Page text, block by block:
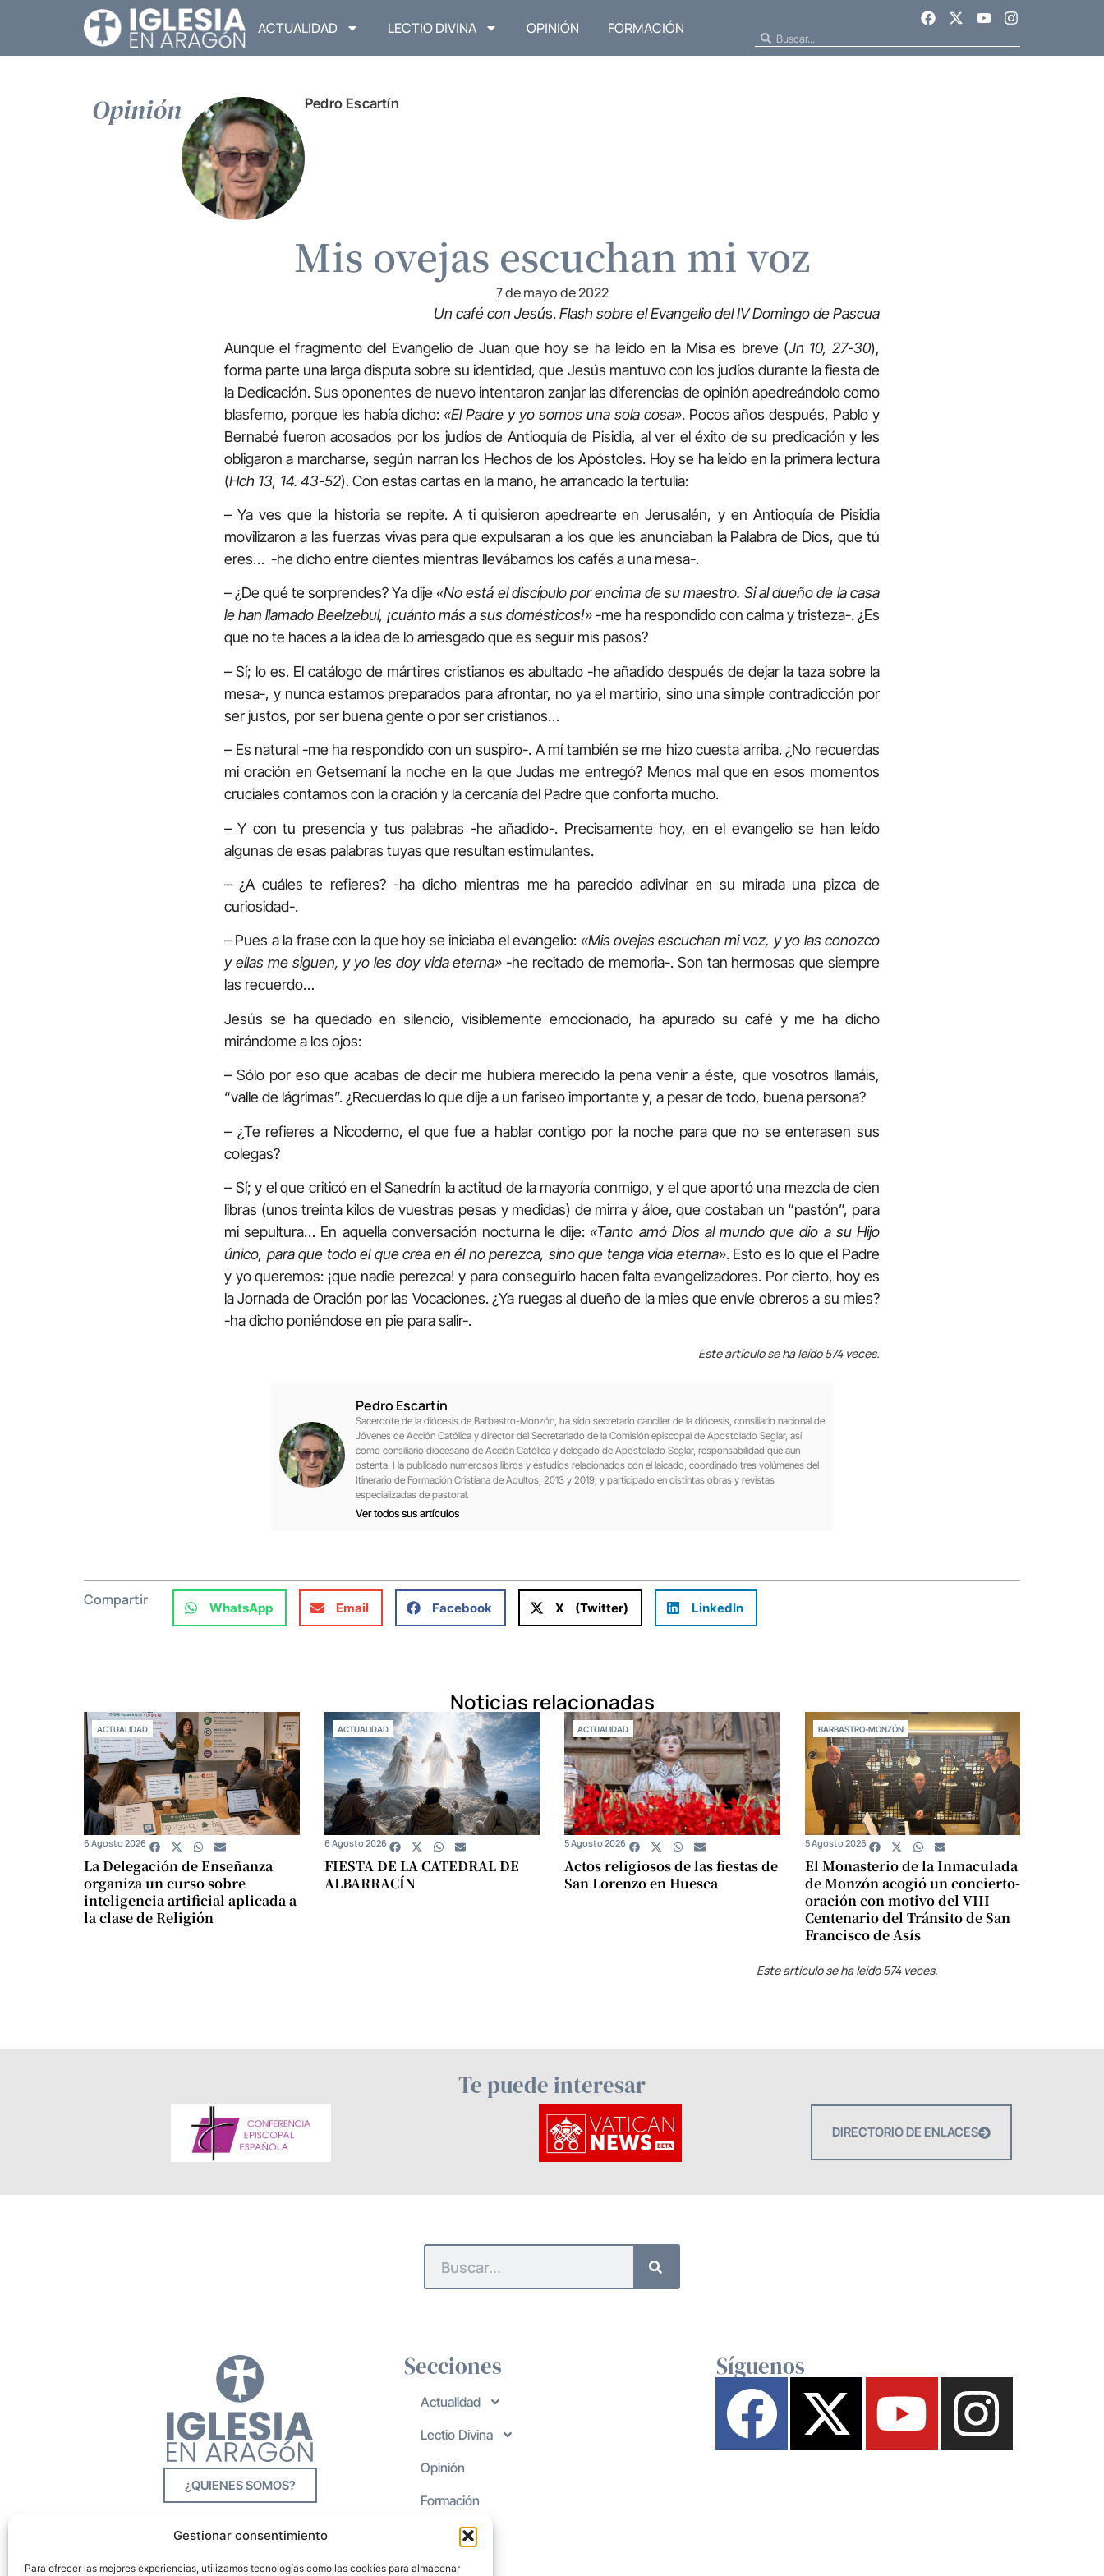
Gestionar consentimiento
Para ofrecer las mejores experiencias, utilizamos tecnologías como las cookies para almacenar
ACTUALIDAD LECTIO DIVINA OPINIÓN FORMACIÓN
Opinión Pedro Escartín
Mis ovejas escuchan mi voz
7 de mayo de 2022
Un café con Jesús.Flash sobre el Evangelio del IV Domingo de Pascua
Aunque el fragmento del Evangelio de Juan que hoy se ha leído en la Misa es breve (Jn 10, 27-30),
forma parte una larga disputa sobre su identidad, que Jesús mantuvo con los judíos durante la fiesta de
la Dedicación. Sus oponentes de nuevo intentaron zanjar las diferencias de opinión apedreándolo como
blasfemo, porque les había dicho: «El Padre y yo somos una sola cosa». Pocos años después, Pablo y
Bernabé fueron acosados por los judíos de Antioquía de Pisidia, al ver el éxito de su predicación y les
obligaron a marcharse, según narran los Hechos de los Apóstoles. Hoy se ha leído en la primera lectura
(Hch 13, 14. 43-52). Con estas cartas en la mano, he arrancado la tertulia:
– Ya ves que la historia se repite. A ti quisieron apedrearte en Jerusalén, y en Antioquía de Pisidia
movilizaron a las fuerzas vivas para que expulsaran a los que les anunciaban la Palabra de Dios, que tú
eres… -he dicho entre dientes mientras llevábamos los cafés a una mesa-.
– ¿De qué te sorprendes? Ya dije «No está el discípulo por encima de su maestro. Si al dueño de la casa
le han llamado Beelzebul, ¡cuánto más a sus domésticos!»-me ha respondido con calma y tristeza-. ¿Es
que no te haces a la idea de lo arriesgado que es seguir mis pasos?
– Sí; lo es. El catálogo de mártires cristianos es abultado -he añadido después de dejar la taza sobre la
mesa-, y nunca estamos preparados para afrontar, no ya el martirio, sino una simple contradicción por
ser justos, por ser buena gente o por ser cristianos…
– Es natural -me ha respondido con un suspiro-. A mí también se me hizo cuesta arriba. ¿No recuerdas
mi oración en Getsemaní la noche en la que Judas me entregó? Menos mal que en esos momentos
cruciales contamos con la oración y la cercanía del Padre que conforta mucho.
– Y con tu presencia y tus palabras -he añadido-. Precisamente hoy, en el evangelio se han leído
algunas de esas palabras tuyas que resultan estimulantes.
– ¿A cuáles te refieres? -ha dicho mientras me ha parecido adivinar en su mirada una pizca de
curiosidad-.
– Pues a la frase con la que hoy se iniciaba el evangelio: «Mis ovejas escuchan mi voz, y yo las conozco
y ellas me siguen, y yo les doy vida eterna» -he recitado de memoria-. Son tan hermosas que siempre
las recuerdo…
Jesús se ha quedado en silencio, visiblemente emocionado, ha apurado su café y me ha dicho
mirándome a los ojos:
– Sólo por eso que acabas de decir me hubiera merecido la pena venir a éste, que vosotros llamáis,
“valle de lágrimas”. ¿Recuerdas lo que dije a un fariseo importante y, a pesar de todo, buena persona?
– ¿Te refieres a Nicodemo, el que fue a hablar contigo por la noche para que no se enterasen sus
colegas?
– Sí; y el que criticó en el Sanedrín la actitud de la mayoría conmigo, y el que aportó una mezcla de cien
libras (unos treinta kilos de vuestras pesas y medidas) de mirra y áloe, que costaban un “pastón”, para
mi sepultura… En aquella conversación nocturna le dije: «Tanto amó Dios al mundo que dio a su Hijo
único, para que todo el que crea en él no perezca, sino que tenga vida eterna». Esto es lo que el Padre
y yo queremos: ¡que nadie perezca! y para conseguirlo hacen falta evangelizadores. Por cierto, hoy es
la Jornada de Oración por las Vocaciones. ¿Ya ruegas al dueño de la mies que envíe obreros a su mies?
-ha dicho poniéndose en pie para salir-.
Este artículo se ha leído 574 veces.
Pedro Escartín
Sacerdote de la diócesis de Barbastro-Monzón, ha sido secretario canciller de la diócesis, consiliario nacional de
Jóvenes de Acción Católica y director del Secretariado de la Comisión episcopal de Apostolado Seglar, así
como consiliario diocesano de Acción Católica y delegado de Apostolado Seglar, responsabilidad que aún
ostenta. Ha publicado numerosos libros y estudios relacionados con el laicado, coordinado tres volúmenes del
Itinerario de Formación Cristiana de Adultos, 2013 y 2019, y participado en distintas obras y revistas
especializadas de pastoral.
Ver todos sus artículos
Compartir WhatsApp Email Facebook X (Twitter) LinkedIn
Noticias relacionadas
ACTUALIDAD
La Delegación de Enseñanza
organiza un curso sobre
inteligencia artificial aplicada a
la clase de Religión
6 Agosto 2026
ACTUALIDAD
FIESTA DE LA CATEDRAL DE
ALBARRACÍN
6 Agosto 2026
ACTUALIDAD
Actos religiosos de las fiestas de
San Lorenzo en Huesca
5 Agosto 2026
BARBASTRO-MONZÓN
El Monasterio de la Inmaculada
de Monzón acogió un concierto-
oración con motivo del VIII
Centenario del Tránsito de San
Francisco de Asís
5 Agosto 2026
Este artículo se ha leído 574 veces.
Te puede interesar
DIRECTORIO DE ENLACES
¿QUIENES SOMOS?
Secciones
Actualidad
Lectio Divina
Opinión
Formación
Síguenos